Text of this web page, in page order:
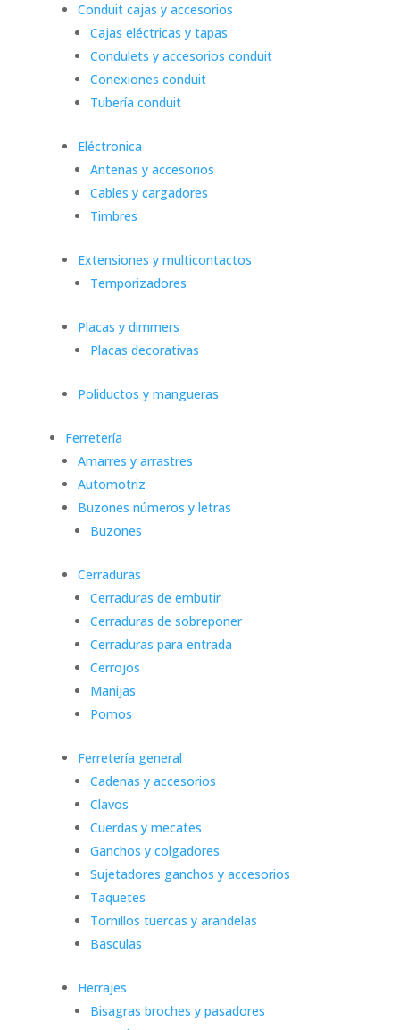
Conduit cajas y accesorios
Cajas eléctricas y tapas
Condulets y accesorios conduit
Conexiones conduit
Tubería conduit
Eléctronica
Antenas y accesorios
Cables y cargadores
Timbres
Extensiones y multicontactos
Temporizadores
Placas y dimmers
Placas decorativas
Poliductos y mangueras
Ferretería
Amarres y arrastres
Automotriz
Buzones números y letras
Buzones
Cerraduras
Cerraduras de embutir
Cerraduras de sobreponer
Cerraduras para entrada
Cerrojos
Manijas
Pomos
Ferretería general
Cadenas y accesorios
Clavos
Cuerdas y mecates
Ganchos y colgadores
Sujetadores ganchos y accesorios
Taquetes
Tornillos tuercas y arandelas
Basculas
Herrajes
Bisagras broches y pasadores